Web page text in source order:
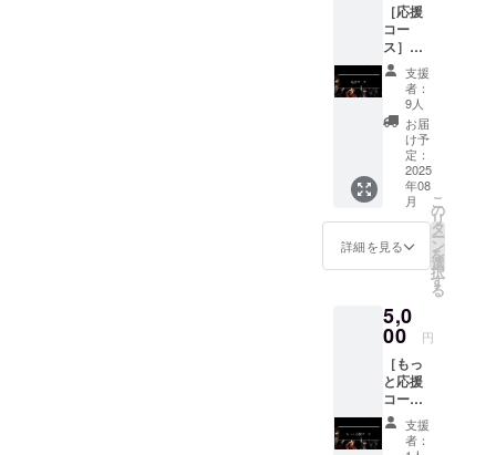
［応援
コー
ス］ク
ラウド
ファン
ディン
グ終了
時に、
いただ
いた
メール
アドレ
スへの
お礼
メッ
セージ
りしま
す。 ※
このリ
ターン
は5,000
円のリ
ターン
と同じ
支援
者：
9人
お届
け予
定：
2025
年08
月
詳細を見る
こ
の
リ
タ
ー
ン
を
選
択
す
る
5,0
00 円
［もっ
と応援
コー
ス］ク
ラウド
支援
者：